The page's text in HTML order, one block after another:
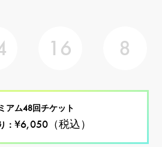
16 8
アム48回チケット
： ¥6,050（税込）